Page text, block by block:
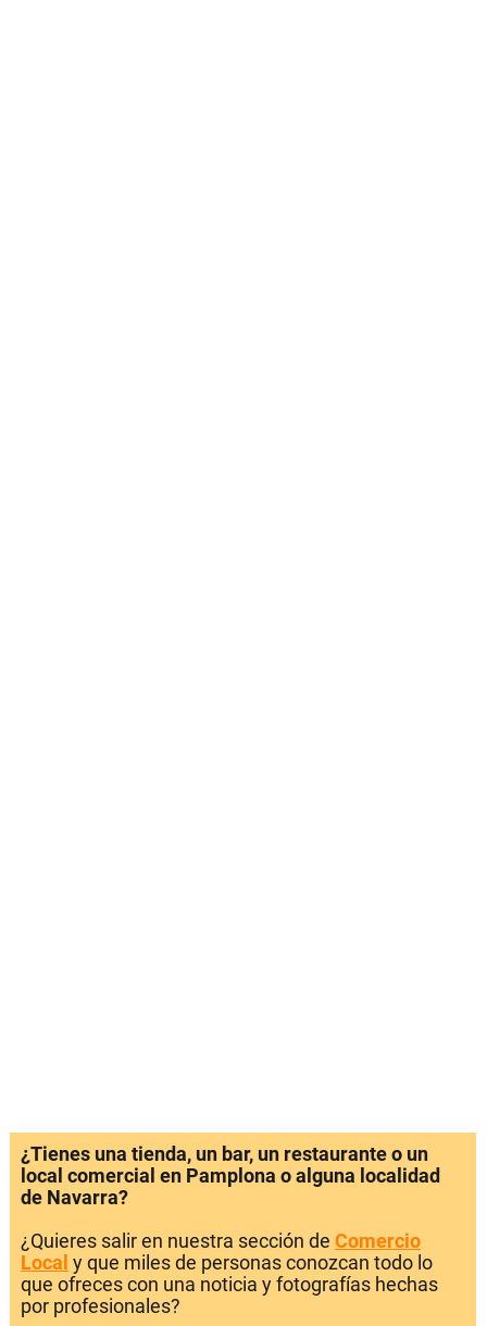
¿Tienes una tienda, un bar, un restaurante o un
local comercial en Pamplona o alguna localidad
de Navarra?
¿Quieres salir en nuestra sección de Comercio
Local y que miles de personas conozcan todo lo
que ofreces con una noticia y fotografías hechas
por profesionales?